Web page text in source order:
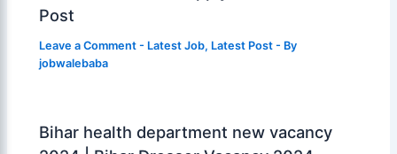
Post
Leave a Comment - Latest Job, Latest Post - By
jobwalebaba
Bihar health department new vacancy